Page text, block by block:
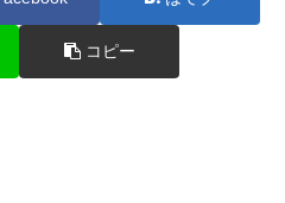
コピー